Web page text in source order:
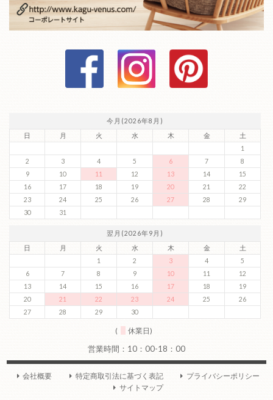
今月(2026年8月)
日
月 火 水 木 金
土
1
2
3 4 5 6 7
8
9
10 11 12 13 14
15
16
17 18 19 20 21
22
23
24 25 26 27 28
29
30
31
翌月(2026年9月)
日
月 火 水 木 金
土
1
2 3 4
5
6
7 8 9 10 11
12
13
14 15 16 17 18
19
20
21 22 23 24 25
26
27
28 29 30
( 休業日)
会社概要 特定商取引法に基づく表記
プライバシーポリシー
サイトマップ